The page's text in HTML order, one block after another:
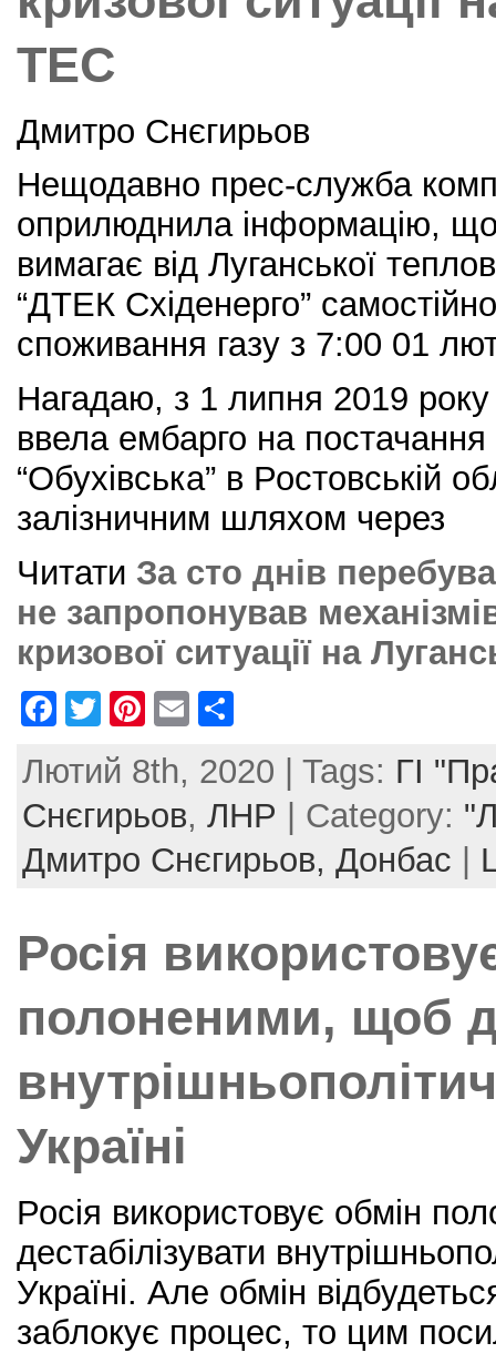
ТЕС
Дмитро Снєгирьов
Нещодавно прес-служба
оприлюднила інформацію, що
вимагає від Луганської
“ДТЕК Східенерго”
споживання газу з 7:00 01
Нагадаю, з 1 липня 2019
ввела ембарго на
“Обухівська” в Ростовській
залізничним шляхом через
Читати За сто днів
не запропонував
кризової ситуації на
F
c
e
b
k
T
itt
er
Pi
er
e
st
E
ai
l
ar
e
Лютий 8th, 2020 | Tags: ГІ
Снєгирьов, ЛНР | Category:
Дмитро Снєгирьов, Донбас
Росія
полоненими, щоб
Україні
Росія використовує обмін
дестабілізувати
Україні. Але обмін
заблокує процес, то цим